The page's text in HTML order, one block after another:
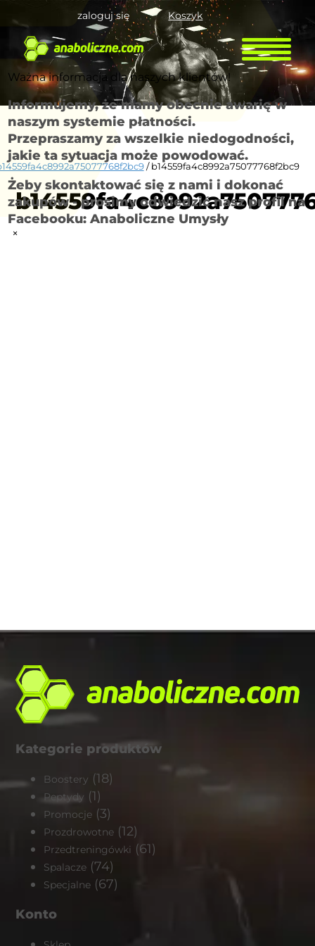
Koszyk
zaloguj się
/ b14559fa4c8992a75077768f2bc9
Kategorie produktów
Boostery (18)
Peptydy (1)
Promocje (3)
Prozdrowotne (12)
Przedtreningówki (61)
Spalacze (74)
Specjalne (67)
Konto
Ważna informacja dla naszych klientów!
Informujemy, że mamy obecnie awarię w
naszym systemie płatności.
Przepraszamy za wszelkie niedogodności,
jakie ta sytuacja może powodować.
Żeby skontaktować się z nami i dokonać
zakupów - prosimy odwiedzić nasz profil na
Facebooku: Anaboliczne Umysły
×